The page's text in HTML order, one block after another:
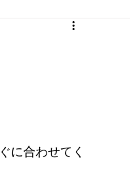
に合わせてく